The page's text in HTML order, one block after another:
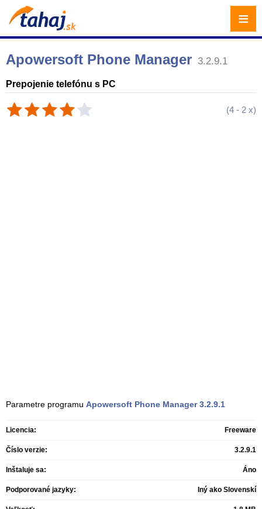
Apowersoft Phone Manager 3.2.9.1
Prepojenie telefónu s PC
(4 - 2 x)
Parametre programu Apowersoft Phone Manager 3.2.9.1
Licencia: Freeware
Číslo verzie: 3.2.9.1
Inštaluje sa: Áno
Podporované jazyky: Iný ako Slovenskí
≡